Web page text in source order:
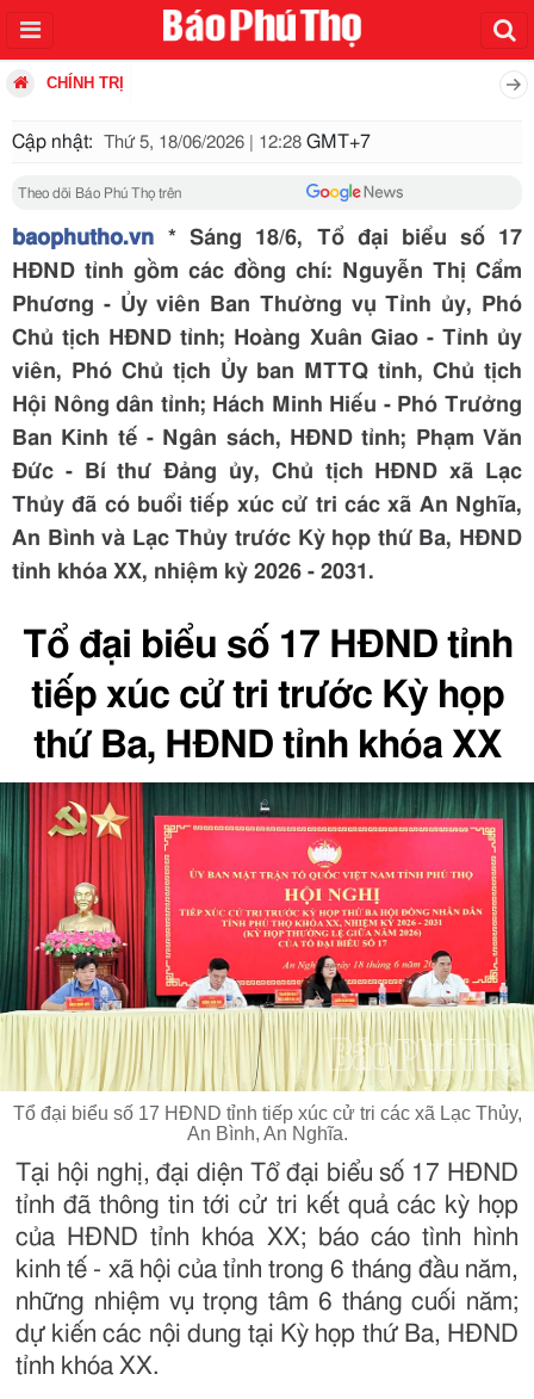
CHÍNH TRỊ
Cập nhật: Thứ 5, 18/06/2026 | 12:28 GMT+7
Theo dõi Báo Phú Thọ trên
baophutho.vn * Sáng 18/6, Tổ đại biểu số 17
HĐND tỉnh gồm các đồng chí: Nguyễn Thị Cẩm
Phương - Ủy viên Ban Thường vụ Tỉnh ủy, Phó
Chủ tịch HĐND tỉnh; Hoàng Xuân Giao - Tỉnh ủy
viên, Phó Chủ tịch Ủy ban MTTQ tỉnh, Chủ tịch
Hội Nông dân tỉnh; Hách Minh Hiếu - Phó Trưởng
Ban Kinh tế - Ngân sách, HĐND tỉnh; Phạm Văn
Đức - Bí thư Đảng ủy, Chủ tịch HĐND xã Lạc
Thủy đã có buổi tiếp xúc cử tri các xã An Nghĩa,
An Bình và Lạc Thủy trước Kỳ họp thứ Ba, HĐND
tỉnh khóa XX, nhiệm kỳ 2026 - 2031.
Tổ đại biểu số 17 HĐND tỉnh
tiếp xúc cử tri trước Kỳ họp
thứ Ba, HĐND tỉnh khóa XX
Tổ đại biểu số 17 HĐND tỉnh tiếp xúc cử tri các xã Lạc Thủy,
An Bình, An Nghĩa.
Tại hội nghị, đại diện Tổ đại biểu số 17 HĐND
tỉnh đã thông tin tới cử tri kết quả các kỳ họp
của HĐND tỉnh khóa XX; báo cáo tình hình
kinh tế - xã hội của tỉnh trong 6 tháng đầu năm,
những nhiệm vụ trọng tâm 6 tháng cuối năm;
dự kiến các nội dung tại Kỳ họp thứ Ba, HĐND
tỉnh khóa XX.